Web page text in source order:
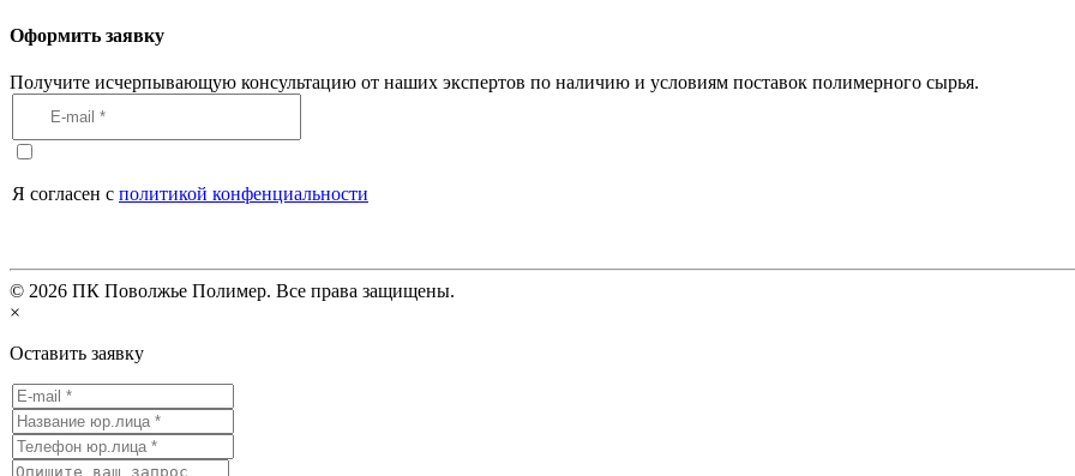
Оформить заявку
Получите исчерпывающую консультацию от наших экспертов по наличию и условиям поставок полимерного сырья.
Я согласен с политикой конфенциальности
© 2026 ПК Поволжье Полимер. Все права защищены.
×
Оставить заявку